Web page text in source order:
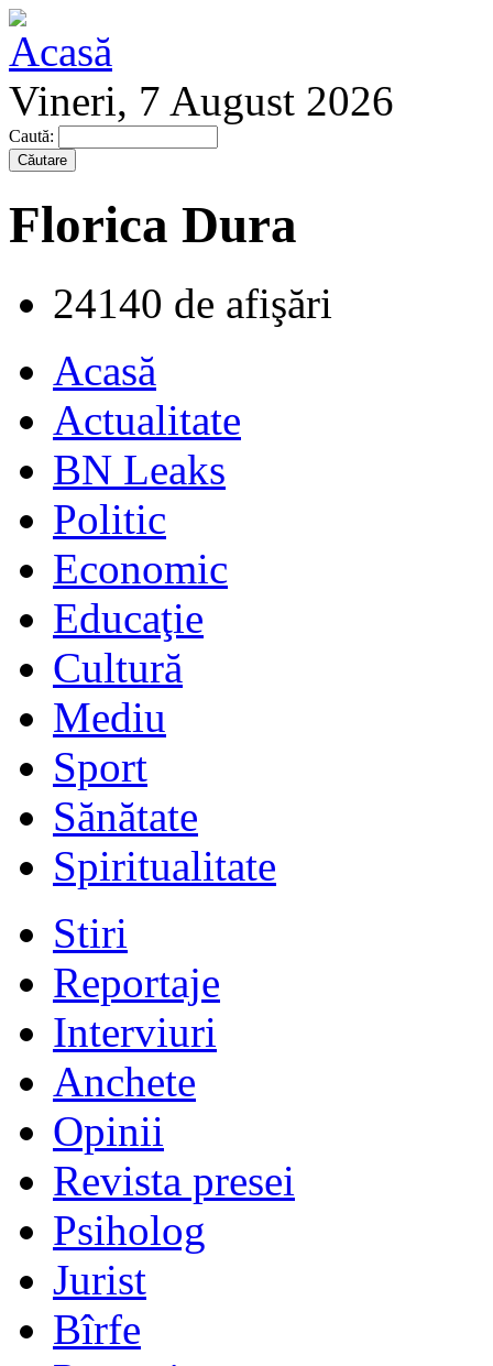
Vineri, 7 August 2026
Caută:
Florica Dura
24140 de afişări
Acasă
Actualitate
BN Leaks
Politic
Economic
Educaţie
Cultură
Mediu
Sport
Sănătate
Spiritualitate
Stiri
Reportaje
Interviuri
Anchete
Opinii
Revista presei
Psiholog
Jurist
Bîrfe